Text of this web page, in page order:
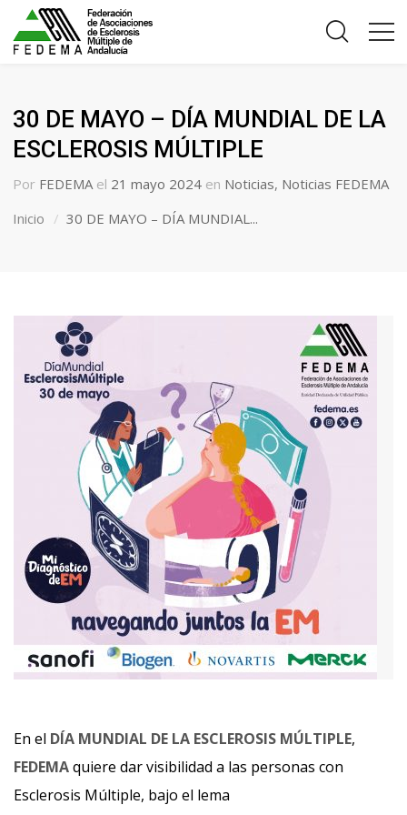
30 DE MAYO – DÍA MUNDIAL DE LA
ESCLEROSIS MÚLTIPLE
Por FEDEMA el 21 mayo 2024 en Noticias, Noticias FEDEMA
Inicio
30 DE MAYO – DÍA MUNDIAL...
En el DÍA MUNDIAL DE LA ESCLEROSIS MÚLTIPLE,
FEDEMAquiere dar visibilidad a las personas con
Esclerosis Múltiple, bajo el lema